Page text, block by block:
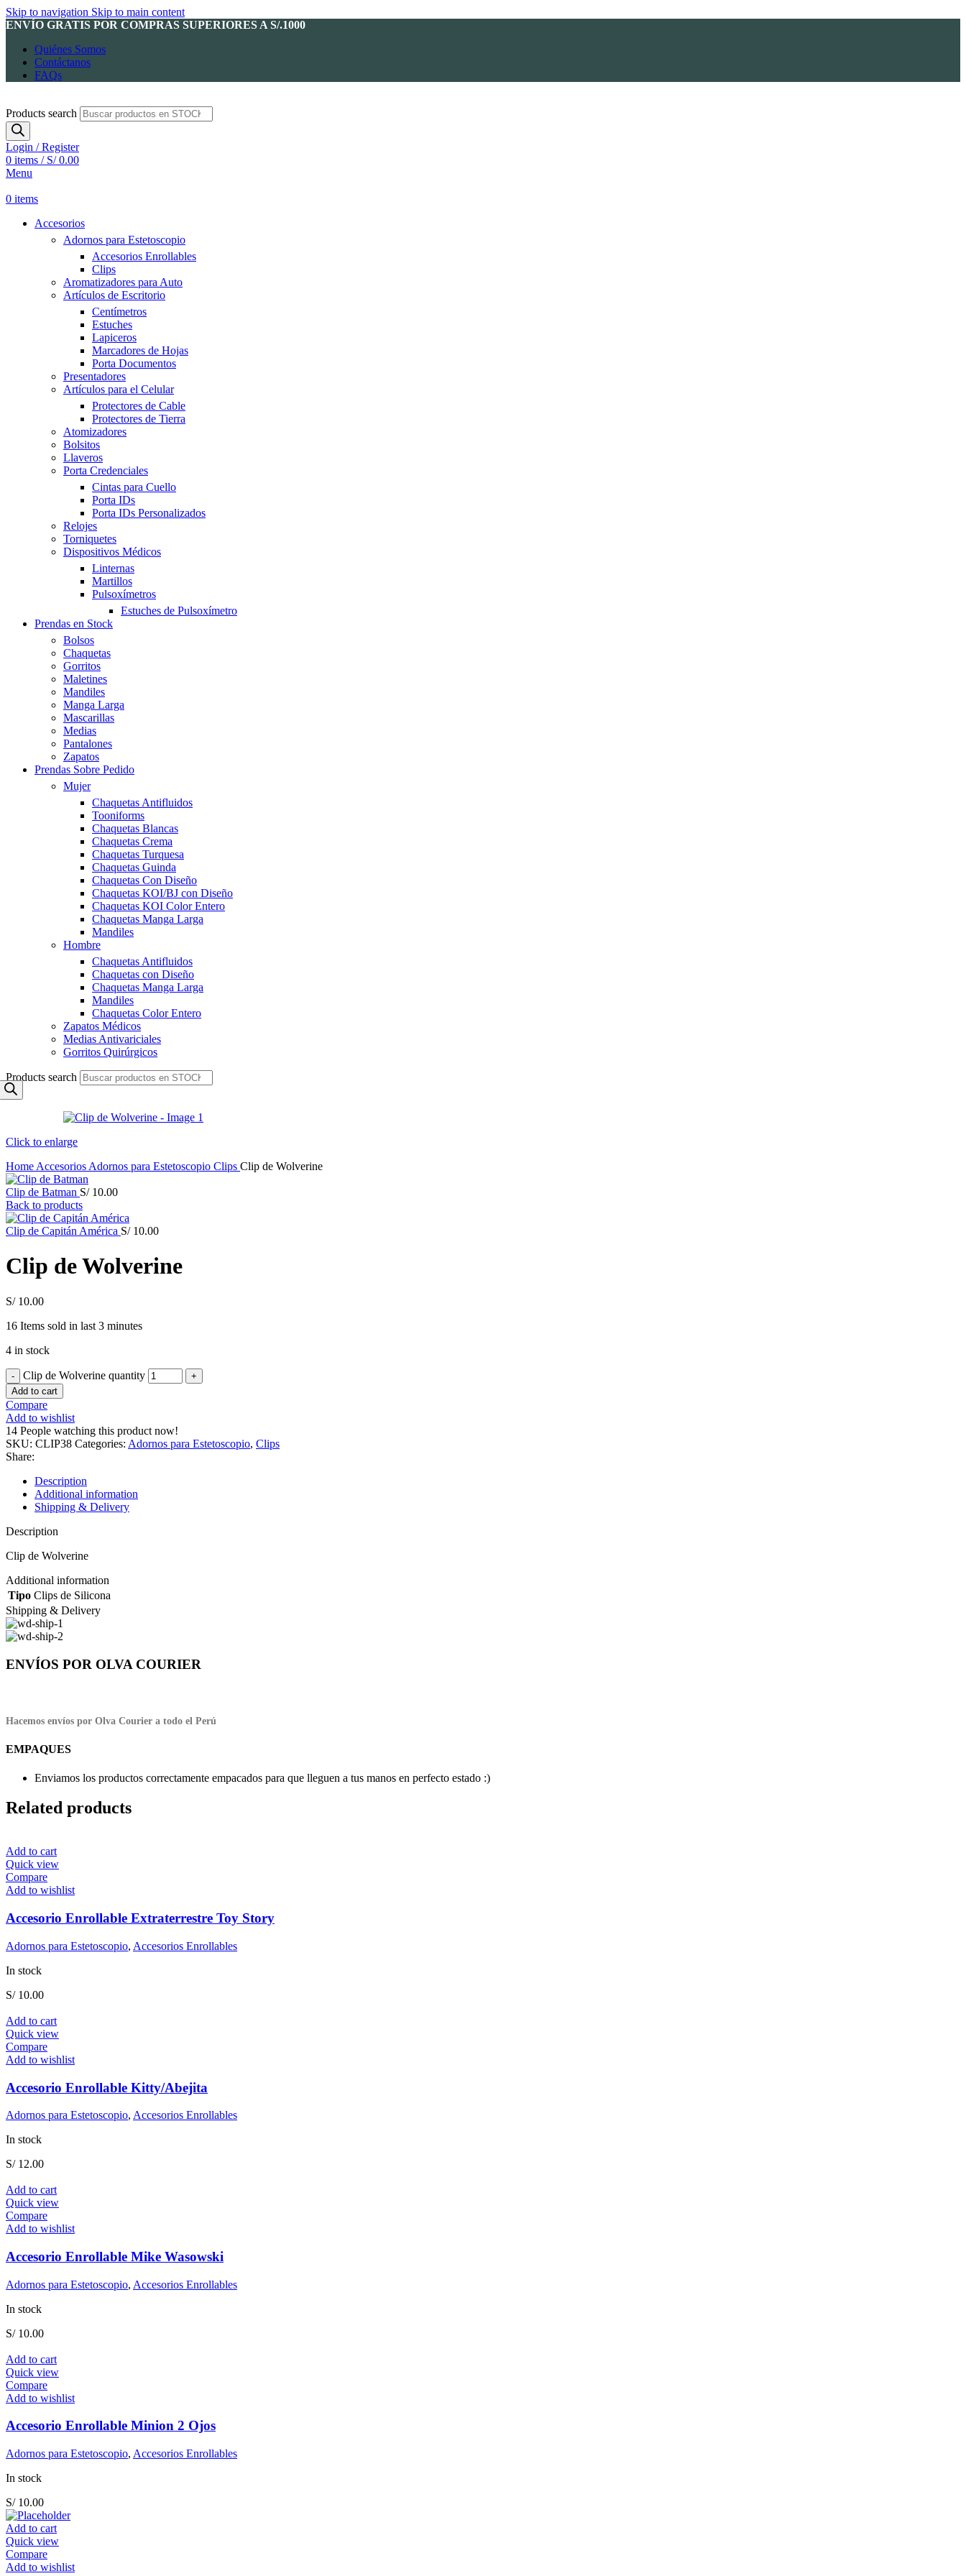
Skip to navigation Skip to main content
ENVÍO GRATIS POR COMPRAS SUPERIORES A S/.1000
Quiénes Somos
Contáctanos
FAQs
Products search
Login / Register
0 items / S/0.00
Menu
0 items
Accesorios
Adornos para Estetoscopio
Accesorios Enrollables
Clips
Aromatizadores para Auto
Artículos de Escritorio
Centímetros
Estuches
Lapiceros
Marcadores de Hojas
Porta Documentos
Presentadores
Artículos para el Celular
Protectores de Cable
Protectores de Tierra
Atomizadores
Bolsitos
Llaveros
Porta Credenciales
Cintas para Cuello
Porta IDs
Porta IDs Personalizados
Relojes
Torniquetes
Dispositivos Médicos
Linternas
Martillos
Pulsoxímetros
Estuches de Pulsoxímetro
Prendas en Stock
Bolsos
Chaquetas
Gorritos
Maletines
Mandiles
Manga Larga
Mascarillas
Medias
Pantalones
Zapatos
Prendas Sobre Pedido
Mujer
Chaquetas Antifluidos
Tooniforms
Chaquetas Blancas
Chaquetas Crema
Chaquetas Turquesa
Chaquetas Guinda
Chaquetas Con Diseño
Chaquetas KOI/BJ con Diseño
Chaquetas KOI Color Entero
Chaquetas Manga Larga
Mandiles
Hombre
Chaquetas Antifluidos
Chaquetas con Diseño
Chaquetas Manga Larga
Mandiles
Chaquetas Color Entero
Zapatos Médicos
Medias Antivariciales
Gorritos Quirúrgicos
Products search
Click to enlarge
Home Accesorios Adornos para Estetoscopio Clips Clip de Wolverine
Clip de Batman S/10.00
Back to products
Clip de Capitán América S/10.00
Clip de Wolverine
S/10.00
16 Items sold in last 3 minutes
4 in stock
Clip de Wolverine quantity
Add to cart
Compare
Add to wishlist
14 People watching this product now!
SKU: CLIP38 Categories: Adornos para Estetoscopio, Clips
Share:
Description
Additional information
Shipping & Delivery
Description
Clip de Wolverine
Additional information
Tipo Clips de Silicona
Shipping & Delivery
ENVÍOS POR OLVA COURIER
Hacemos envíos por Olva Courier a todo el Perú
EMPAQUES
Enviamos los productos correctamente empacados para que lleguen a tus manos en perfecto estado :)
Related products
Add to cart
Quick view
Compare
Add to wishlist
Accesorio Enrollable Extraterrestre Toy Story
Adornos para Estetoscopio, Accesorios Enrollables
In stock
S/10.00
Add to cart
Quick view
Compare
Add to wishlist
Accesorio Enrollable Kitty/Abejita
Adornos para Estetoscopio, Accesorios Enrollables
In stock
S/12.00
Add to cart
Quick view
Compare
Add to wishlist
Accesorio Enrollable Mike Wasowski
Adornos para Estetoscopio, Accesorios Enrollables
In stock
S/10.00
Add to cart
Quick view
Compare
Add to wishlist
Accesorio Enrollable Minion 2 Ojos
Adornos para Estetoscopio, Accesorios Enrollables
In stock
S/10.00
Add to cart
Quick view
Compare
Add to wishlist